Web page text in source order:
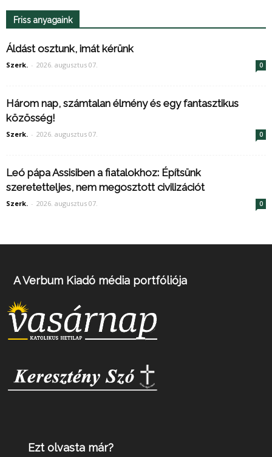
Friss anyagaink
Áldást osztunk, imát kérünk
Szerk. - 2026. augusztus 07. 0
Három nap, számtalan élmény és egy fantasztikus
közösség!
Szerk. - 2026. augusztus 07. 0
Leó pápa Assisiben a fiatalokhoz: Építsünk
szeretetteljes, nem megosztott civilizációt
Szerk. - 2026. augusztus 07. 0
A Verbum Kiadó média portfóliója
Ezt olvasta már?